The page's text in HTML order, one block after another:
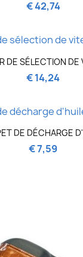
€ 42,74
DE SÉLECTION DE
€ 14,24
DE DÉCHARGE
€ 7,59